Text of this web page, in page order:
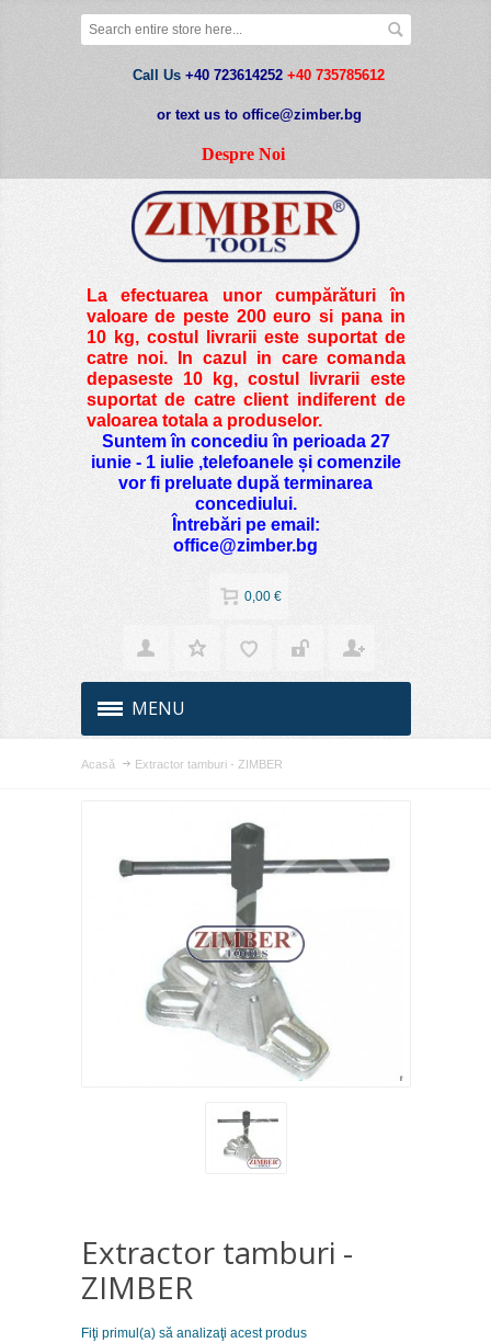
Call Us +40 723614252 +40 735785612
or text us to office@zimber.bg
Despre Noi
La efectuarea unor cumpărături în
valoare de peste200 euro si pana in
10 kg, costul livrarii este suportat de
catre noi. In cazul in care comanda
depaseste 10 kg, costul livrarii este
suportat de catre client indiferent de
valoarea totala a produselor.
Suntem în concediu în perioada 27
iunie - 1 iulie ,telefoanele și comenzile
vor fi preluate după terminarea
concediului.
Întrebări pe email:
office@zimber.bg
0,00 €
MENU
Acasă Extractor tamburi - ZIMBER
Extractor tamburi -
ZIMBER
Fiţi primul(a) să analizaţi acest produs